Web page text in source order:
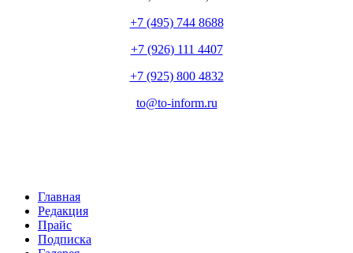
+7 (495) 744 8688
+7 (926) 111 4407
+7 (925) 800 4832
to​@​to-inform.ru
Главная
Редакция
Прайс
Подписка